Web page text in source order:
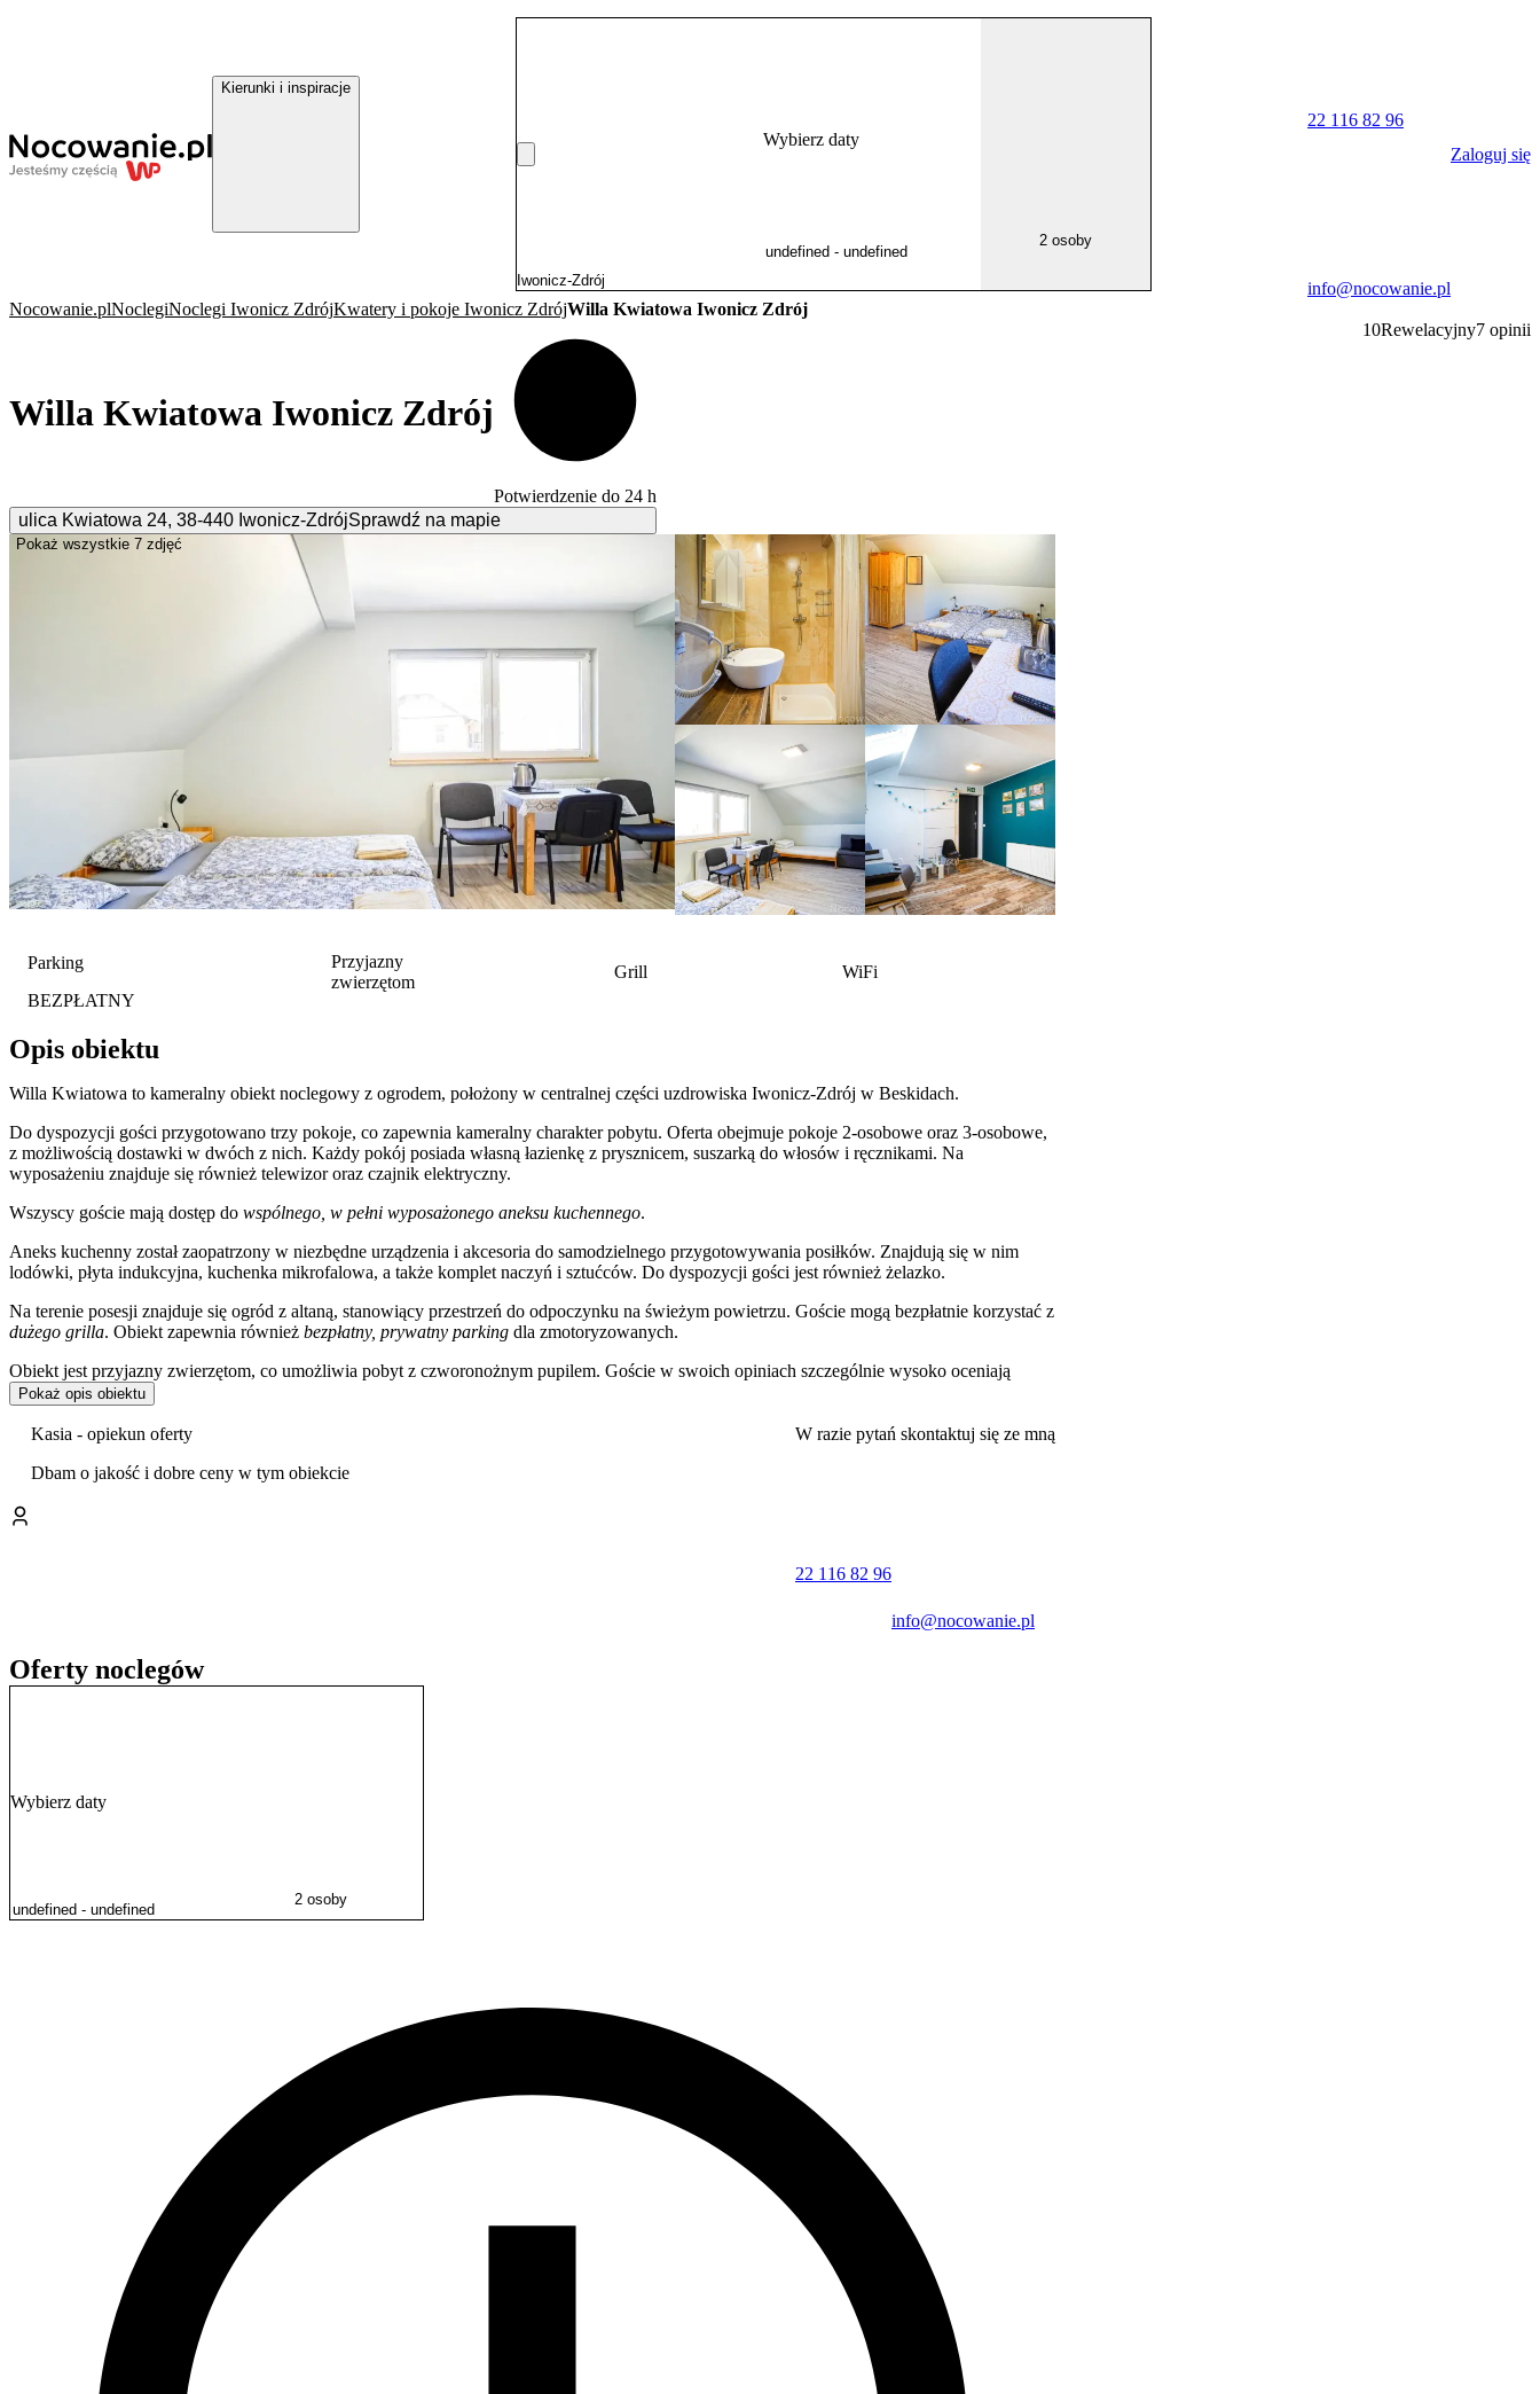
Kierunki i inspiracje
Wybierz daty
2 osoby
22 116 82 96
info@nocowanie.pl
Zaloguj się
Nocowanie.plNoclegiNoclegi Iwonicz ZdrójKwatery i pokoje Iwonicz ZdrójWilla Kwiatowa Iwonicz Zdrój
Willa Kwiatowa Iwonicz Zdrój
Potwierdzenie do 24 h
ulica Kwiatowa 24, 38-440 Iwonicz-ZdrójSprawdź na mapie
10Rewelacyjny7 opinii
Pokaż wszystkie 7 zdjęć
Parking
BEZPŁATNY
Przyjazny
zwierzętom
Grill WiFi
Opis obiektu
Willa Kwiatowa to kameralny obiekt noclegowy z ogrodem, położony w centralnej części uzdrowiska Iwonicz-Zdrój w Beskidach.
Do dyspozycji gości przygotowano trzy pokoje, co zapewnia kameralny charakter pobytu. Oferta obejmuje pokoje 2-osobowe oraz 3-osobowe,
z możliwością dostawki w dwóch z nich. Każdy pokój posiada własną łazienkę z prysznicem, suszarką do włosów i ręcznikami. Na
wyposażeniu znajduje się również telewizor oraz czajnik elektryczny.
Wszyscy goście mają dostęp do wspólnego, w pełni wyposażonego aneksu kuchennego.
Aneks kuchenny został zaopatrzony w niezbędne urządzenia i akcesoria do samodzielnego przygotowywania posiłków. Znajdują się w nim
lodówki, płyta indukcyjna, kuchenka mikrofalowa, a także komplet naczyń i sztućców. Do dyspozycji gości jest również żelazko.
Na terenie posesji znajduje się ogród z altaną, stanowiący przestrzeń do odpoczynku na świeżym powietrzu. Goście mogą bezpłatnie korzystać z
dużego grilla. Obiekt zapewnia również bezpłatny, prywatny parking dla zmotoryzowanych.
Obiekt jest przyjazny zwierzętom, co umożliwia pobyt z czworonożnym pupilem. Goście w swoich opiniach szczególnie wysoko oceniają
czystość, obsługę oraz wygodę.
Willa zlokalizowana jest przy ulicy Kwiatowej, w bliskim sąsiedztwie głównych atrakcji Iwonicza-Zdroju. W niewielkiej odległości znajduje się
miejscowości. W sezonie zimowym atutem jest bliskość
Doba hotelowa rozpoczyna się o godzinie 14:00 w dniu przyjazdu i kończy o 11:00 w dniu wyjazdu. Płatności można dokonać gotówką lub
przelewem bankowym.
Pokaż opis obiektu
Kasia - opiekun oferty
Dbam o jakość i dobre ceny w tym obiekcie
W razie pytań skontaktuj się ze mną
22 116 82 96
info@nocowanie.pl
Oferty noclegów
Wybierz daty
2 osoby